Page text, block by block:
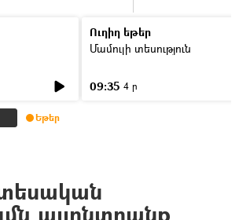
Ուղիղ եթեր
Մամուլի տեսություն
09:35 4 ր
Եթեր